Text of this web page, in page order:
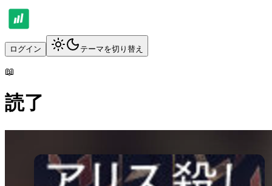
ログイン テーマを切り替え
📖
読了